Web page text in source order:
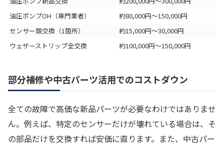
油圧ポンプOH（専門業者）
約80,000円〜150,000円
センサー類交換（1箇所）
約15,000円〜30,000円
ウェザーストリップ全交換
約100,000円〜150,000円
部分補修や中古パーツ活用でのコストダウン
全ての故障で高価な新品パーツが必要なわけではありませ
ん。例えば、特定のセンサーだけが壊れている場合は、そ
の部品だけを交換すれば安価に直ります。また、中古パー